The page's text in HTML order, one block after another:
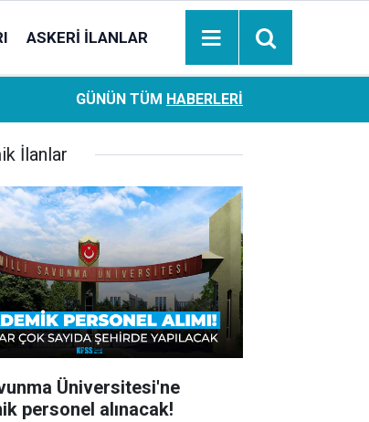
ASKERI İLANLAR
Ziraat Bankası başvuran emeklilere hemen ödeme
hesaplara geçiyor
GÜNÜN TÜM HABERLERI
İlanlar
Üniversitesi'ne
personel alınacak!